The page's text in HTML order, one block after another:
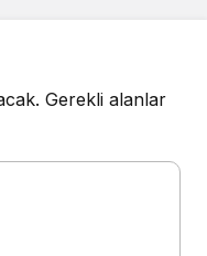
Gerekli alanlar